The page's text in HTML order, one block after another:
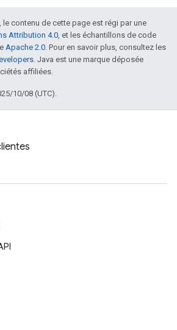
contenu de cette page est régi par une
Attribution 4.0, et les échantillons de code
Apache 2.0. Pour en savoir plus, consultez les
. Java est une marque déposée
affiliées.
10/08 (UTC).